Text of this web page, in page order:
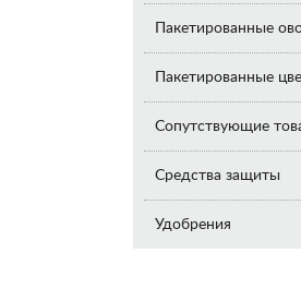
Пакетированные
Пакетированные
Сопутствующие
Средства защиты
Удобрения